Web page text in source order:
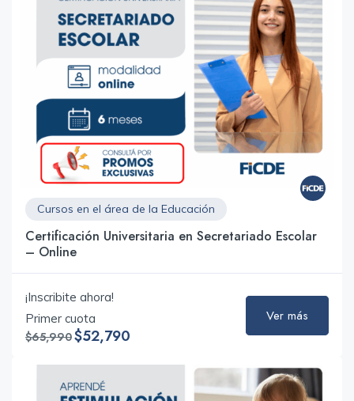
Cursos en el área de la Educación
Certificación Universitaria en Secretariado Escolar
– Online
¡Inscribite ahora!
Primer cuota
$65,990$52,790
Ver más